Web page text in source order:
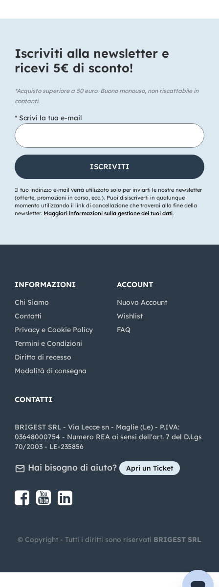
Iscriviti alla newsletter e
ricevi 5€ di sconto!​
*Acquisto superiore a 50 euro. Buono monouso, non riscattabile in
contanti.
* Scrivi la tua e-mail
Il tuo indirizzo e-mail verrà utilizzato solo per inviarti le nostre newsletter
(offerte, promozioni in corso, ecc.). Puoi disiscriverti in qualunque
momento utilizzando il link di cancellazione che troverai alla fine della
newsletter. Maggiori informazioni sulla gestione dei tuoi dati.
INFORMAZIONI
Chi Siamo
Contatti
Privacy e Cookie Policy
Termini e Condizioni
Diritto di recesso
Modalità di consegna
ACCOUNT
Nuovo Account
Wishlist
FAQ
CONTATTI
BRIGEST SRL - Via Lecce sn - Maglie (Le) - P.IVA:
03648000754 - Numero REA ai sensi dell'art. 7 del D.Lgs
70/2003 - LE-235856
Hai bisogno di aiuto? Apri un Ticket
Share on Facebook
Share on youtube
© Copyright - Tutti i diritti sono riservati BRIGEST SRL